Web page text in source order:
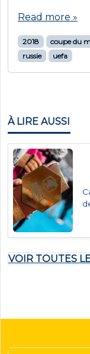
Read more »
2018 coupe du
russie
uefa
À LIRE AUSSI
VOIR TOUTES